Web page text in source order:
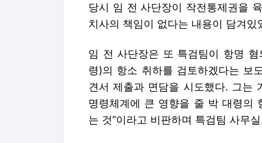
당시 임 전 사단장이 작전통제권을
치사의 책임이 없다는 내용이 담겨있
임 전 사단장은 또 특검팀이 항명
령)의 항소 취하를 검토하겠다는 보
견서 제출과 면담을 시도했다. 그는
명령체계에 큰 영향을 줄 박 대령의
는 것”이라고 비판하며 특검팀 사무